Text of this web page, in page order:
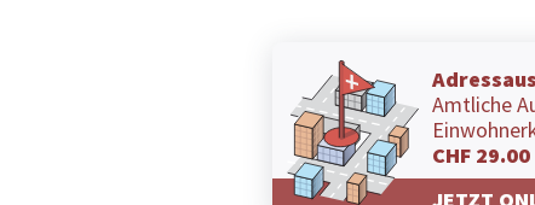
Amtliche
CHF 29.00